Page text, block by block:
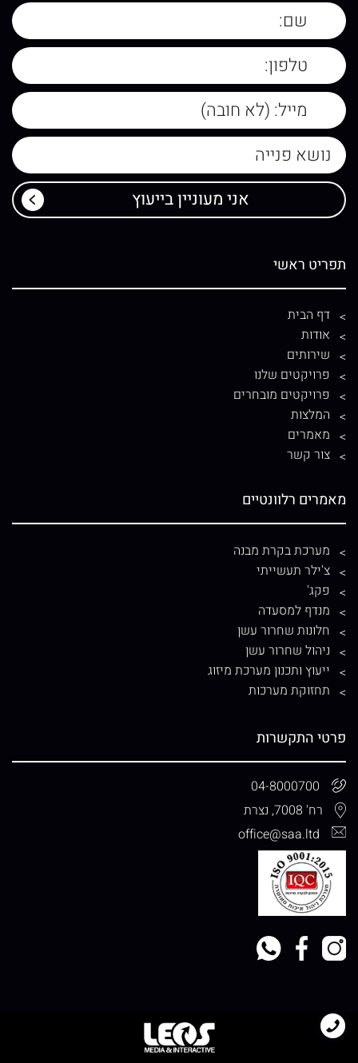
תפריט ראשי
דף הבית
אודות
שירותים
פרויקטים שלנו
פרויקטים מובחרים
המלצות
מאמרים
צור קשר
מאמרים רלוונטיים
מערכת בקרת מבנה
צ'ילר תעשייתי
פקג'
מנדף למסעדה
חלונות שחרור עשן
ניהול שחרור עשן
ייעוץ ותכנון מערכת מיזוג
תחזוקת מערכות
פרטי התקשרות
04-8000700
רח' 7008, נצרת
office@saa.ltd